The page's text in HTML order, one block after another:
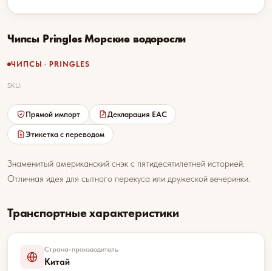
Чипсы Pringles Морские водоросли
ЧИПСЫ · PRINGLES
SKU:
Прямой импорт Декларация EAC
Этикетка с переводом
Знаменитый американский снэк с пятидесятилетней историей.
Отличная идея для сытного перекуса или дружеской вечеринки.
Транспортные характеристики
Страна-производитель
Китай